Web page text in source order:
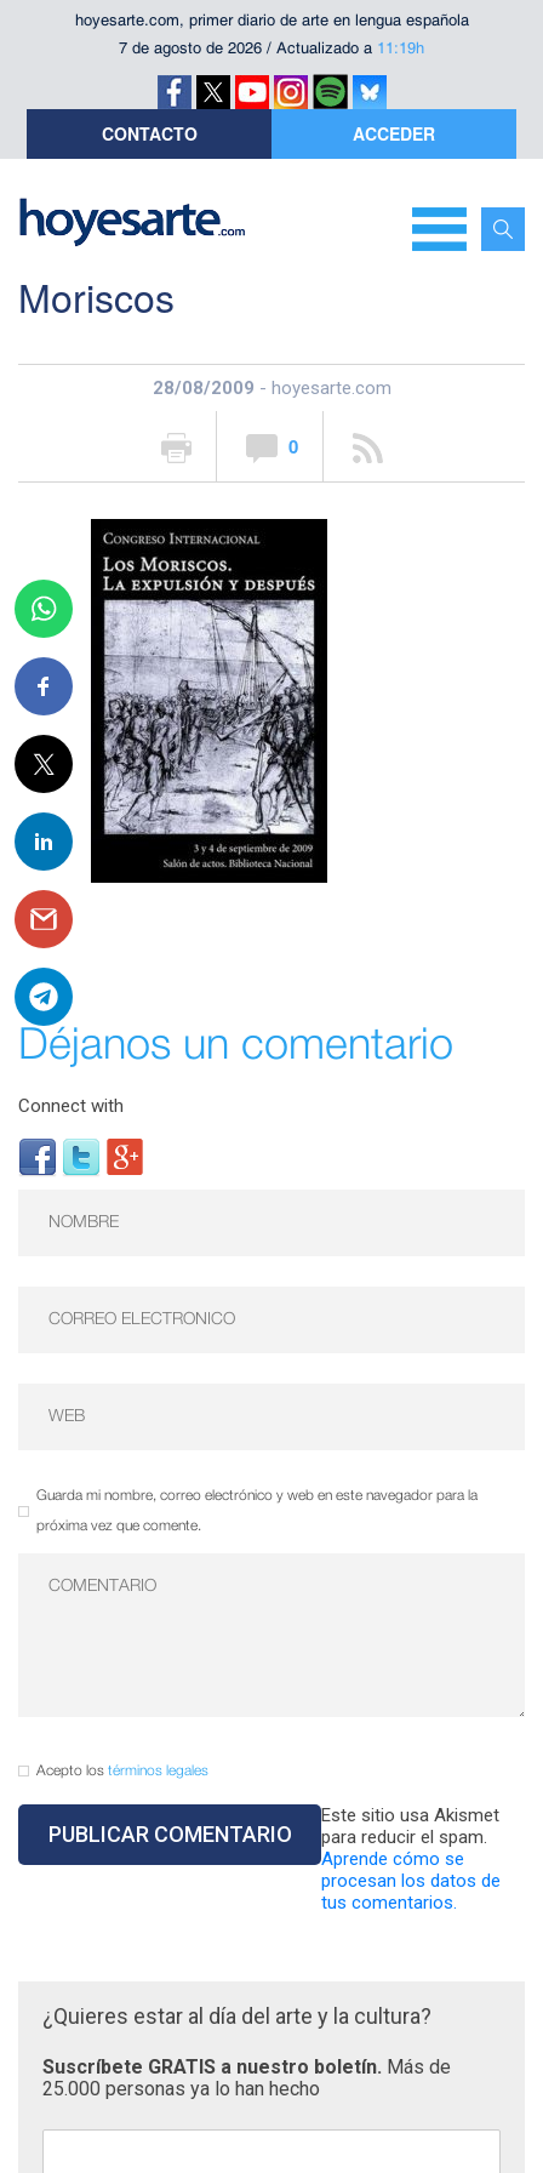
hoyesarte.com, primer diario de arte en lengua española
7 de agosto de 2026 / Actualizado a 11:19h
CONTACTO ACCEDER
Moriscos
28/08/2009 - hoyesarte.com
0
Déjanos un comentario
Connect with
Guarda mi nombre, correo electrónico y web en este navegador para la
próxima vez que comente.
Acepto los términos legales
Este sitio usa Akismet
para reducir el spam.
Aprende cómo se
procesan los datos de
tus comentarios.
¿Quieres estar al día del arte y la cultura?
Suscríbete GRATIS a nuestro boletín. Más de
25.000 personas ya lo han hecho